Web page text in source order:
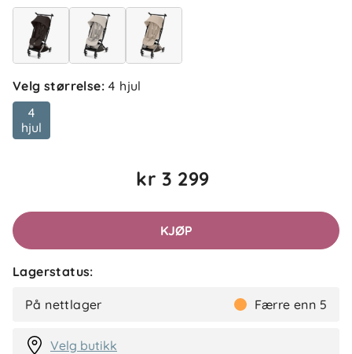
Velg størrelse: 4 hjul
4
hjul
kr 3 299
KJØP
Lagerstatus:
På nettlager Færre enn 5
Velg butikk